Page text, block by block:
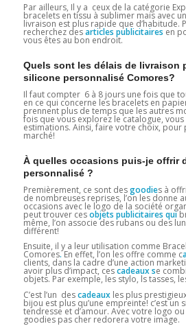
Par ailleurs, Il y a ceux de la catégorie
bracelets en tissu à sublimer mais avec
livraison est plus rapide que d’habitude.
recherchez desarticles publicitaires en
vous êtes au bon endroit.
Quels sont les délais de livraison
silicone personnalisé Comores?
Il faut compter 6 à 8 jours une fois que
en ce qui concerne les bracelets en
prennent plus de temps que les autres
fois que vous explorez le catalogue,
estimations. Ainsi, faire votre choix, pour
marché!
À quelles occasions puis-je offrir
personnalisé ?
Premièrement, ce sont desgoodies à
de nombreuses reprises, l’on les donne
occasions avec le logo de la société
peut trouver cesobjets publicitaires qui
même, l’on associe des rubans ou des
différent!
Ensuite, il y a leur utilisation comme
Comores.En effet, l’on les offre comme c
clients, dans la cadre d’une action
avoir plus d’impact, cescadeaux se
objets. Par exemple, les stylo, ls tasses,
C’est l’un descadeauxles plus
bijou est plus qu’une empreinte! c’est un
tendresse et d’amour. Avec votre logo
goodies pas cher redorera votre image.